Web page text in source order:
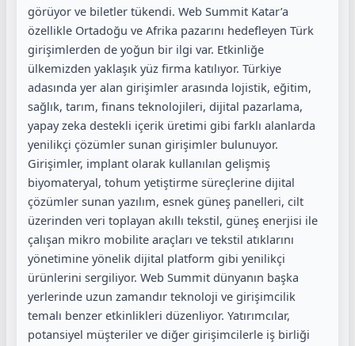
görüyor ve biletler tükendi. Web Summit Katar’a
özellikle Ortadoğu ve Afrika pazarını hedefleyen Türk
girişimlerden de yoğun bir ilgi var. Etkinliğe
ülkemizden yaklaşık yüz firma katılıyor. Türkiye
adasında yer alan girişimler arasında lojistik, eğitim,
sağlık, tarım, finans teknolojileri, dijital pazarlama,
yapay zeka destekli içerik üretimi gibi farklı alanlarda
yenilikçi çözümler sunan girişimler bulunuyor.
Girişimler, implant olarak kullanılan gelişmiş
biyomateryal, tohum yetiştirme süreçlerine dijital
çözümler sunan yazılım, esnek güneş panelleri, cilt
üzerinden veri toplayan akıllı tekstil, güneş enerjisi ile
çalışan mikro mobilite araçları ve tekstil atıklarını
yönetimine yönelik dijital platform gibi yenilikçi
ürünlerini sergiliyor. Web Summit dünyanın başka
yerlerinde uzun zamandır teknoloji ve girişimcilik
temalı benzer etkinlikleri düzenliyor. Yatırımcılar,
potansiyel müşteriler ve diğer girişimcilerle iş birliği